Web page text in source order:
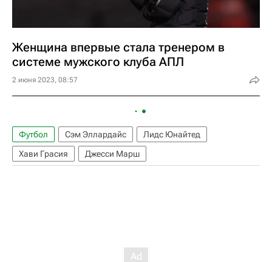
Женщина впервые стала тренером в
системе мужского клуба АПЛ
2 июня 2023, 08:57
Футбол Сэм Эллардайс
Лидс Юнайтед
Хави Грасия
Джесси Марш